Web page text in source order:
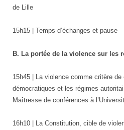
de Lille
15h15 | Temps d’échanges et pause
B. La portée de la violence sur les
15h45 | La violence comme critère
démocratiques et les régimes
Maîtresse de conférences à
16h10 | La Constitution, cible de